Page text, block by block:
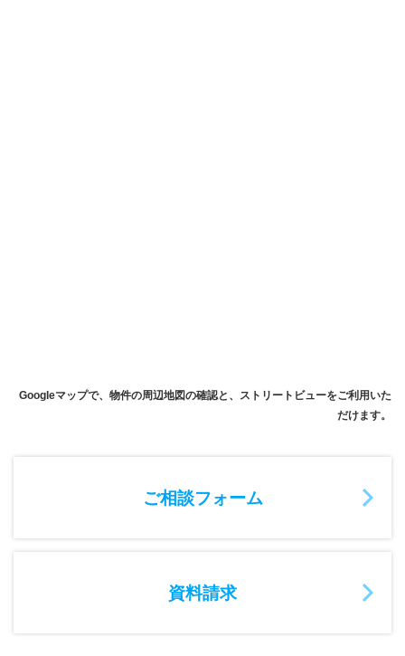
Googleマップで、物件の周辺地図の確認と、ストリートビューをご利用いた
だけます。
ご相談フォーム
資料請求